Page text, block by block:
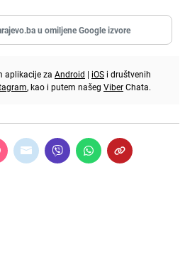
u omiljene Google izvore
aplikacije za Android | iOS i društvenih
, kao i putem našeg ViberChata.